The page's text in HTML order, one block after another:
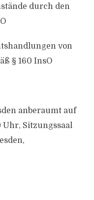
durch den
von
§ 160 InsO
anberaumt auf
Uhr, Sitzungssaal